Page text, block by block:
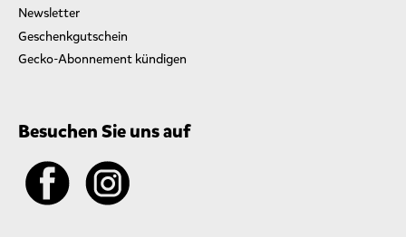
Newsletter
Geschenkgutschein
Gecko-Abonnement kündigen
Besuchen Sie uns auf